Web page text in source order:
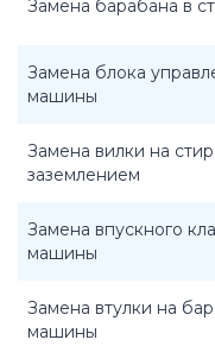
Замена барабана в
Замена блока
машины
Замена вилки на
заземлением
Замена впускного
машины
Замена втулки на
машины